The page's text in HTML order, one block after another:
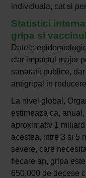
individuala, cat si
Statistici
gripa si
Datele
clar impactul major
sanatatii publice,
antigripal in
La nivel global,
estimeaza ca,
aproximativ 1
acestea, intre 3 si 5
severe, care
fiecare an, gripa
650.000 de decese